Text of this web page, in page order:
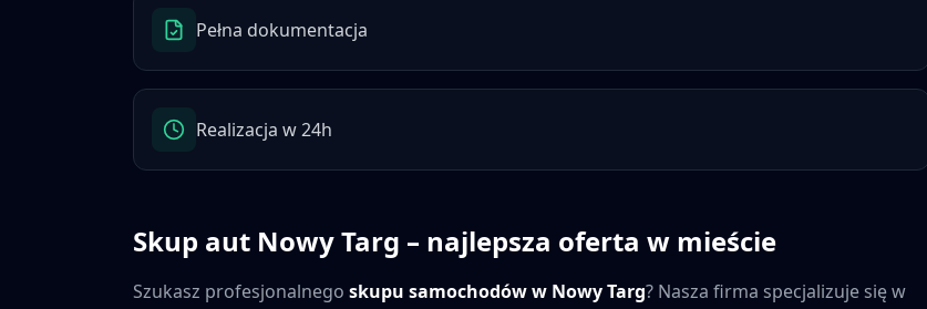
Pełna dokumentacja
Realizacja w 24h
Skup aut Nowy Targ – najlepsza oferta w mieście
Szukasz profesjonalnego skupu samochodów w Nowy Targ? Nasza firma specjalizuje się w